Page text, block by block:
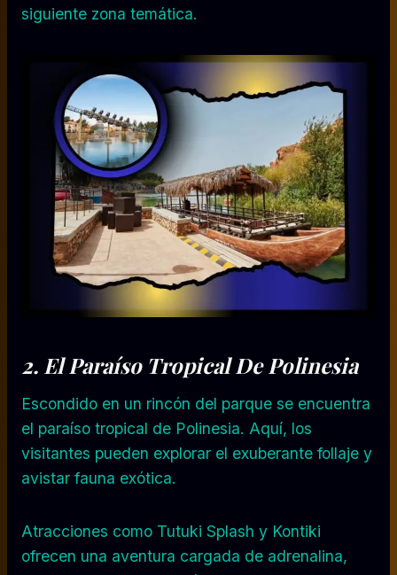
siguiente zona temática.
2. ElParaíso Tropical De Polinesia
Escondido en un rincón del parque se encuentra
el paraíso tropical de Polinesia. Aquí, los
visitantes pueden explorar el exuberante follaje y
avistar fauna exótica.
Atracciones como Tutuki Splash y Kontiki
ofrecen una aventura cargada de adrenalina,